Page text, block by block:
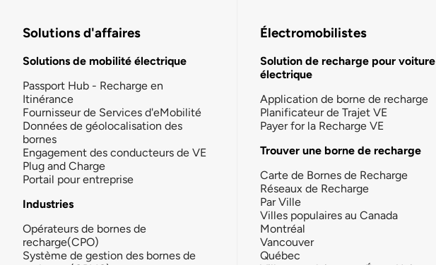
Solutions d'affaires
Solutions de mobilité électrique
Passport Hub - Recharge en
Itinérance
Fournisseur de Services d'eMobilité
Données de géolocalisation des
bornes
Engagement des conducteurs de VE
Plug and Charge
Portail pour entreprise
Industries
Opérateurs de bornes de
recharge(CPO)
Système de gestion des bornes de
Électromobilistes
Solution de recharge pour voiture
électrique
Application de borne de recharge
Planificateur de Trajet VE
Payer for la Recharge VE
Trouver une borne de recharge
Carte de Bornes de Recharge
Réseaux de Recharge
Par Ville
Villes populaires au Canada
Montréal
Vancouver
Québec